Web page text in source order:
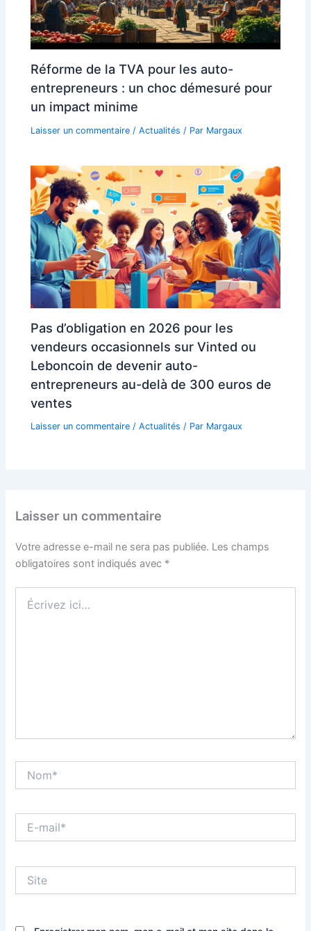
Réforme de la TVA pour les auto-
entrepreneurs : un choc démesuré pour
un impact minime
Laisser un commentaire /Actualités / Par Margaux
Pas d’obligation en 2026 pour les
vendeurs occasionnels sur Vinted ou
Leboncoin de devenir auto-
entrepreneurs au-delà de 300 euros de
ventes
Laisser un commentaire /Actualités / Par Margaux
Laisser un commentaire
Votre adresse e-mail ne sera pas publiée. Les champs
obligatoires sont indiqués avec *
ici…
mail*